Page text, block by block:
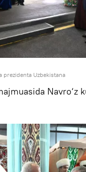
prezidenta Uzbekistana
Navro‘z